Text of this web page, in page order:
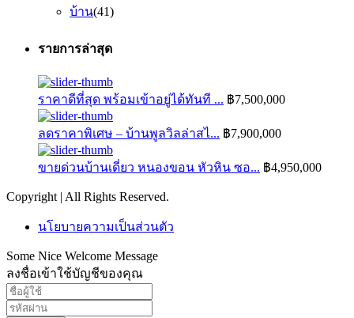
บ้าน(41)
รายการล่าสุด
ราคาดีที่สุด พร้อมเข้าอยู่ได้ทันที ... ฿7,500,000
ลดราคาพิเศษ – บ้านพูลวิลล่าสไ... ฿7,900,000
ขายด่วนบ้านเดี่ยว หนองขอน หัวหิน ซอ... ฿4,950,000
Copyright | All Rights Reserved.
นโยบายความเป็นส่วนตัว
Some Nice Welcome Message
ลงชื่อเข้าใช้บัญชีของคุณ